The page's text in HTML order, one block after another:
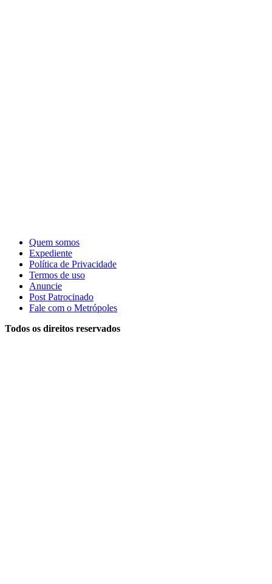
Quem somos
Expediente
Política de Privacidade
Termos de uso
Anuncie
Post Patrocinado
Fale com o Metrópoles
Todos os direitos reservados